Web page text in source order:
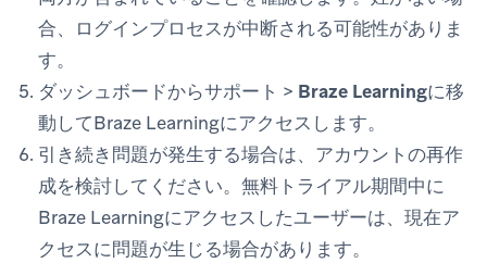
合、ログインプロセスが中断される可能性がありま
す。
ダッシュボードからサポート > Braze Learningに移
動してBraze Learningにアクセスします。
引き続き問題が発生する場合は、アカウントの再作
成を検討してください。無料トライアル期間中に
Braze Learningにアクセスしたユーザーは、現在ア
クセスに問題が生じる場合があります。